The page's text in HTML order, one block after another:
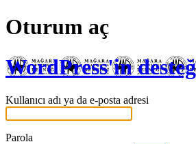
Oturum aç
WordPress'in
Kullanıcı adı ya da e-posta adresi
Parola